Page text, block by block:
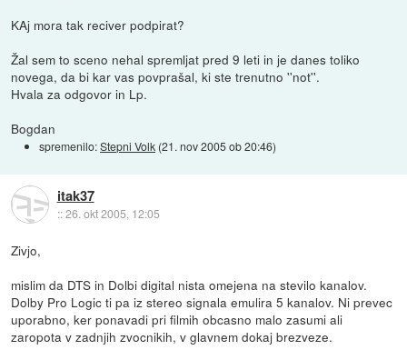
KAj mora tak reciver podpirat?
Žal sem to sceno nehal spremljat pred 9 leti in je danes toliko
novega, da bi kar vas povprašal, ki ste trenutno ''not''.
Hvala za odgovor in Lp.
Bogdan
spremenilo:Stepni Volk (21. nov 2005 ob 20:46)
itak37
::26. okt 2005, 12:05
Zivjo,
mislim da DTS in Dolbi digital nista omejena na stevilo kanalov.
Dolby Pro Logic ti pa iz stereo signala emulira 5 kanalov. Ni prevec
uporabno, ker ponavadi pri filmih obcasno malo zasumi ali
zaropota v zadnjih zvocnikih, v glavnem dokaj brezveze.